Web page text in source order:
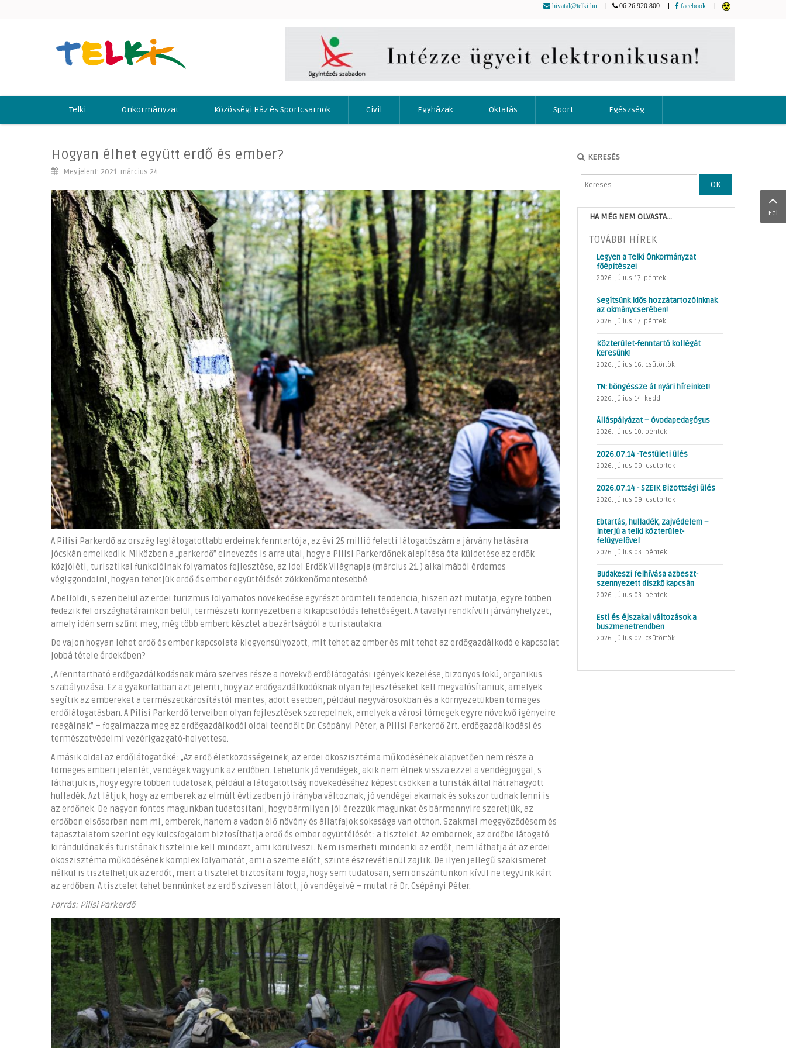
hivatal@telki.hu 06 26 920 800 facebook
Telki Önkormányzat Közösségi Ház és Sportcsarnok Civil Egyházak Oktatás Sport Egészség
Hogyan élhet együtt erdő és ember?
Megjelent: 2021. március 24.
A Pilisi Parkerdő az ország leglátogatottabb erdeinek fenntartója, az évi 25 millió feletti látogatószám a járvány hatására
jócskán emelkedik. Miközben a „parkerdő” elnevezés is arra utal, hogy a Pilisi Parkerdőnek alapítása óta küldetése az erdők
közjóléti, turisztikai funkcióinak folyamatos fejlesztése, az idei Erdők Világnapja (március 21.) alkalmából érdemes
végiggondolni, hogyan tehetjük erdő és ember együttélését zökkenőmentesebbé.
A belföldi, s ezen belül az erdei turizmus folyamatos növekedése egyrészt örömteli tendencia, hiszen azt mutatja, egyre többen
fedezik fel országhatárainkon belül, természeti környezetben a kikapcsolódás lehetőségeit. A tavalyi rendkívüli járványhelyzet,
amely idén sem szűnt meg, még több embert késztet a bezártságból a turistautakra.
De vajon hogyan lehet erdő és ember kapcsolata kiegyensúlyozott, mit tehet az ember és mit tehet az erdőgazdálkodó e kapcsolat
jobbá tétele érdekében?
„A fenntartható erdőgazdálkodásnak mára szerves része a növekvő erdőlátogatási igények kezelése, bizonyos fokú, organikus
szabályozása. Ez a gyakorlatban azt jelenti, hogy az erdőgazdálkodóknak olyan fejlesztéseket kell megvalósítaniuk, amelyek
segítik az embereket a természetkárosítástól mentes, adott esetben, például nagyvárosokban és a környezetükben tömeges
erdőlátogatásban. A Pilisi Parkerdő terveiben olyan fejlesztések szerepelnek, amelyek a városi tömegek egyre növekvő igényeire
reagálnak” – fogalmazza meg az erdőgazdálkodói oldal teendőit Dr. Csépányi Péter, a Pilisi Parkerdő Zrt. erdőgazdálkodási és
természetvédelmi vezérigazgató-helyettese.
A másik oldal az erdőlátogatóké: „Az erdő életközösségeinek, az erdei ökoszisztéma működésének alapvetően nem része a
tömeges emberi jelenlét, vendégek vagyunk az erdőben. Lehetünk jó vendégek, akik nem élnek vissza ezzel a vendégjoggal, s
láthatjuk is, hogy egyre többen tudatosak, például a látogatottság növekedéséhez képest csökken a turisták által hátrahagyott
hulladék. Azt látjuk, hogy az emberek az elmúlt évtizedben jó irányba változnak, jó vendégei akarnak és sokszor tudnak lenni is
az erdőnek. De nagyon fontos magunkban tudatosítani, hogy bármilyen jól érezzük magunkat és bármennyire szeretjük, az
erdőben elsősorban nem mi, emberek, hanem a vadon élő növény és állatfajok sokasága van otthon. Szakmai meggyőződésem és
tapasztalatom szerint egy kulcsfogalom biztosíthatja erdő és ember együttélését: a tisztelet. Az embernek, az erdőbe látogató
kirándulónak és turistának tisztelnie kell mindazt, ami körülveszi. Nem ismerheti mindenki az erdőt, nem láthatja át az erdei
ökoszisztéma működésének komplex folyamatát, ami a szeme előtt, szinte észrevétlenül zajlik. De ilyen jellegű szakismeret
nélkül is tisztelhetjük az erdőt, mert a tisztelet biztosítani fogja, hogy sem tudatosan, sem önszántunkon kívül ne tegyünk kárt
az erdőben. A tisztelet tehet bennünket az erdő szívesen látott, jó vendégeivé – mutat rá Dr. Csépányi Péter.
Forrás: Pilisi Parkerdő
KERESÉS
OK
HA MÉG NEM OLVASTA...
TOVÁBBI HÍREK
Legyen a Telki Önkormányzat
főépítésze!
2026. július 17. péntek
Segítsünk idős hozzátartozóinknak
az okmánycserében!
2026. július 17. péntek
Közterület-fenntartó kollégát
keresünk!
2026. július 16. csütörtök
TN: böngéssze át nyári híreinket!
2026. július 14. kedd
Álláspályázat – óvodapedagógus
2026. július 10. péntek
2026.07.14 -Testületi ülés
2026. július 09. csütörtök
2026.07.14 - SZEIK Bizottsági ülés
2026. július 09. csütörtök
Ebtartás, hulladék, zajvédelem –
interjú a telki közterület-
felügyelővel
2026. július 03. péntek
Budakeszi felhívása azbeszt-
szennyezett díszkő kapcsán
2026. július 03. péntek
Esti és éjszakai változások a
buszmenetrendben
2026. július 02. csütörtök
Fel